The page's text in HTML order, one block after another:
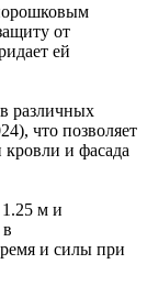
от
ей
различных
что позволяет
и фасада
1.25 м и
и силы при